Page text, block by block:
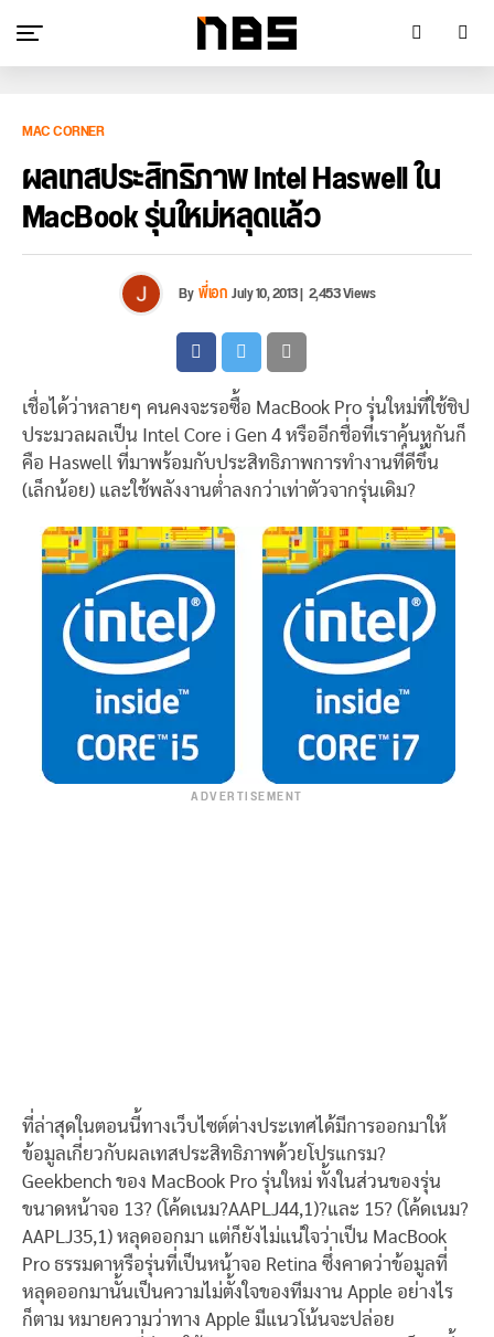
MAC CORNER
ผลเทสประสิทธิภาพ Intel Haswell ใน
MacBook รุ่นใหม่หลุดแล้ว
Byพี่เอกJuly 10, 2013| 2,453 Views
เชื่อได้ว่าหลายๆ คนคงจะรอซื้อ MacBook Pro รุ่นใหม่ที่ใช้ชิป
ประมวลผลเป็น Intel Core i Gen 4 หรืออีกชื่อที่เราคุ้นหูกันก็
คือ Haswell ที่มาพร้อมกับประสิทธิภาพการทำงานที่ดีขึ้น
(เล็กน้อย) และใช้พลังงานต่ำลงกว่าเท่าตัวจากรุ่นเดิม?
ADVERTISEMENT
ที่ล่าสุดในตอนนี้ทางเว็บไซต์ต่างประเทศได้มีการออกมาให้
ข้อมูลเกี่ยวกับผลเทสประสิทธิภาพด้วยโปรแกรม?
Geekbench ของ MacBook Pro รุ่นใหม่ ทั้งในส่วนของรุ่น
ขนาดหน้าจอ 13? (โค้ดเนม?AAPLJ44,1)?และ 15? (โค้ดเนม?
AAPLJ35,1) หลุดออกมา แต่ก็ยังไม่แน่ใจว่าเป็น MacBook
Pro ธรรมดาหรือรุ่นที่เป็นหน้าจอ Retina ซึ่งคาดว่าข้อมูลที่
หลุดออกมานั้นเป็นความไม่ตั้งใจของทีมงาน Apple อย่างไร
ก็ตาม หมายความว่าทาง Apple มีแนวโน้นจะปล่อย